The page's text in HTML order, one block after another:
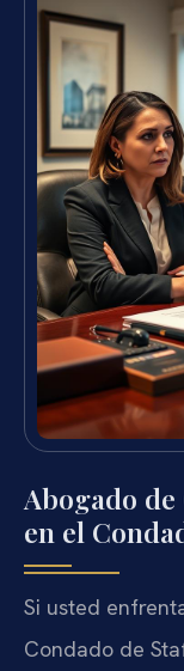
Abogado
en el
Si usted
Condado de